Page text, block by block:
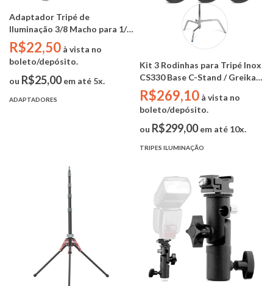
Adaptador Tripé de
Iluminação 3/8 Macho para 1/4
Macho YA431 Greika
R$22,50 à vista no
boleto/depósito.
ou R$25,00em até 5x.
ADAPTADORES
Kit 3 Rodinhas para Tripé Inox
CS330 Base C-Stand / Greika
LSW-25M
R$269,10 à vista no
boleto/depósito.
ou R$299,00em até 10x.
TRIPES ILUMINAÇÃO